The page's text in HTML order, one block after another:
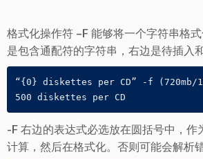
格式化操作符 –F 能够将一个字符串格
是包含通配符的字符串，右边是待插入
“{0} diskettes per CD” -f (720mb/
500 diskettes per CD
-F 右边的表达式必选放在圆括号中，作
计算，然后在格式化。否则可能会解析